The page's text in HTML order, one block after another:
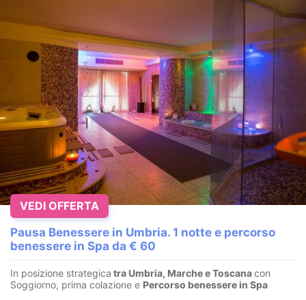
Pausa Benessere in Umbria. 1 notte e percorso
benessere in Spa da € 60
In posizione strategica tra Umbria, Marche e Toscanacon
Soggiorno, prima colazione e Percorso benessere in Spa
VEDI OFFERTA